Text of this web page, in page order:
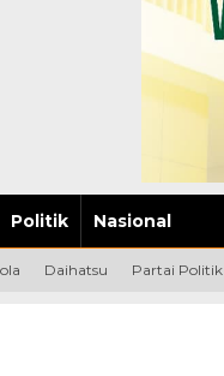
Politik Nasional
Daihatsu Partai Politik